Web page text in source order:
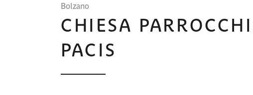
Bolzano
CHIESA
PACIS